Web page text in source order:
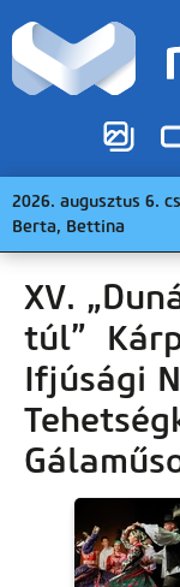
2026. augusztus 6.
Berta, Bettina
XV.
túl”
Ifjúsági